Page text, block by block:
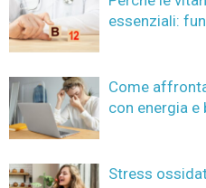
essenziali:
Come
con energia e
Stress